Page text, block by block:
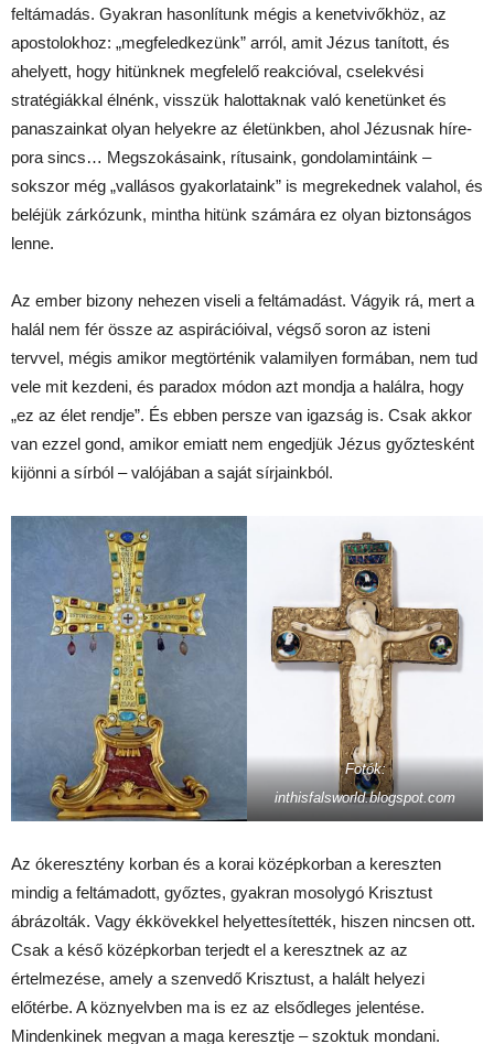
feltámadás. Gyakran hasonlítunk mégis a kenetvivőkhöz, az
apostolokhoz: „megfeledkezünk” arról, amit Jézus tanított, és
ahelyett, hogy hitünknek megfelelő reakcióval, cselekvési
stratégiákkal élnénk, visszük halottaknak való kenetünket és
panaszainkat olyan helyekre az életünkben, ahol Jézusnak híre-
pora sincs… Megszokásaink, rítusaink, gondolamintáink –
sokszor még „vallásos gyakorlataink” is megrekednek valahol, és
beléjük zárkózunk, mintha hitünk számára ez olyan biztonságos
lenne.
Az ember bizony nehezen viseli a feltámadást. Vágyik rá, mert a
halál nem fér össze az aspirációival, végső soron az isteni
tervvel, mégis amikor megtörténik valamilyen formában, nem tud
vele mit kezdeni, és paradox módon azt mondja a halálra, hogy
„ez az élet rendje”. És ebben persze van igazság is. Csak akkor
van ezzel gond, amikor emiatt nem engedjük Jézus győztesként
kijönni a sírból – valójában a saját sírjainkból.
Fotók:
inthisfalsworld.blogspot.com
Az ókeresztény korban és a korai középkorban a kereszten
mindig a feltámadott, győztes, gyakran mosolygó Krisztust
ábrázolták. Vagy ékkövekkel helyettesítették, hiszen nincsen ott.
Csak a késő középkorban terjedt el a keresztnek az az
értelmezése, amely a szenvedő Krisztust, a halált helyezi
előtérbe. A köznyelvben ma is ez az elsődleges jelentése.
Mindenkinek megvan a maga keresztje – szoktuk mondani.